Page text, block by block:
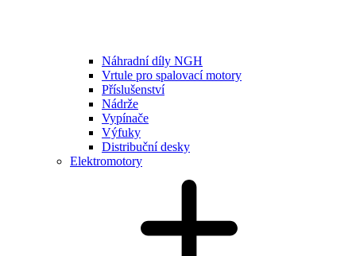
Náhradní díly NGH
Vrtule pro spalovací motory
Příslušenství
Nádrže
Vypínače
Výfuky
Distribuční desky
Elektromotory